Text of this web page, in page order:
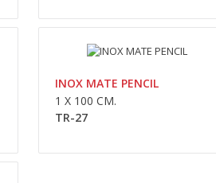
INOX MATE PENCIL
1 X 100 CM.
TR-27